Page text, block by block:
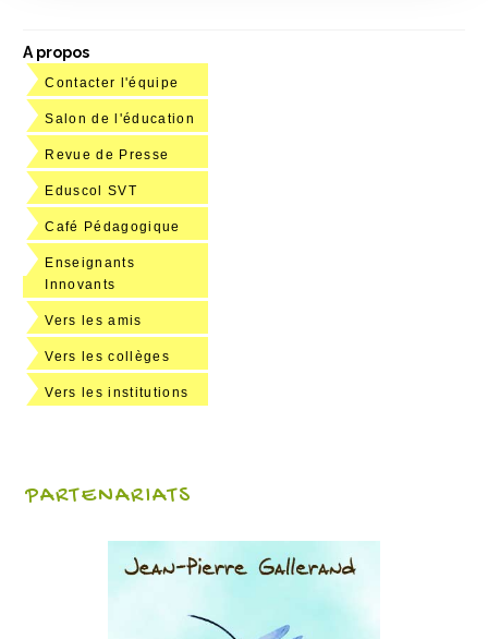
A propos
Contacter l'équipe
Salon de l'éducation
Revue de Presse
Eduscol SVT
Café Pédagogique
Enseignants
Innovants
Vers les amis
Vers les collèges
Vers les institutions
PARTENARIATS